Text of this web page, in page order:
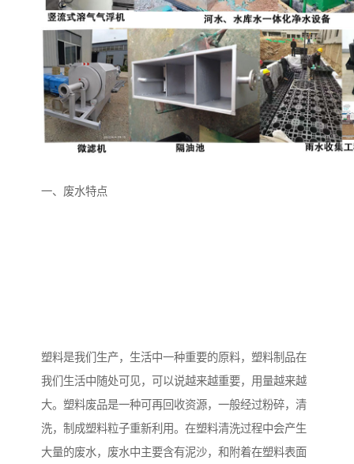
一、废水特点
塑料是我们生产，生活中一种重要的原料，塑料制品在
我们生活中随处可见，可以说越来越重要，用量越来越
大。塑料废品是一种可再回收资源，一般经过粉碎，清
洗，制成塑料粒子重新利用。在塑料清洗过程中会产生
大量的废水，废水中主要含有泥沙，和附着在塑料表面
微动力污水处理设备 集中式生活污水处理设备
接触式一体化污水处理设 化粪池一体化污水处理设
备
污水处理一体化设备 气浮机设备
淀粉污水处理设备 塑料污水处理设备
净水设备反渗透
熟食厂污水处理设备 美容院一体化污水处理设
备
汽车污水处理设备 你猜生活污水处理设备
农村生活污水处理设备 玻璃钢污水处理设备